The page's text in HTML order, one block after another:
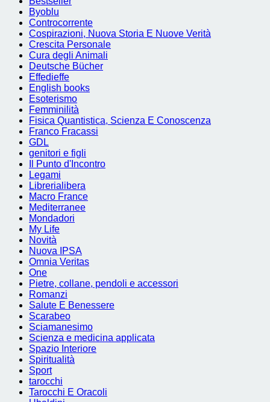
Byoblu
Controcorrente
Cospirazioni, Nuova Storia E Nuove Verità
Crescita Personale
Cura degli Animali
Deutsche Bücher
Effedieffe
English books
Esoterismo
Femminilità
Fisica Quantistica, Scienza E Conoscenza
Franco Fracassi
GDL
genitori e figli
Il Punto d'Incontro
Legami
Librerialibera
Macro France
Mediterranee
Mondadori
My Life
Novità
Nuova IPSA
Omnia Veritas
One
Pietre, collane, pendoli e accessori
Romanzi
Salute E Benessere
Scarabeo
Sciamanesimo
Scienza e medicina applicata
Spazio Interiore
Spiritualità
Sport
tarocchi
Tarocchi E Oracoli